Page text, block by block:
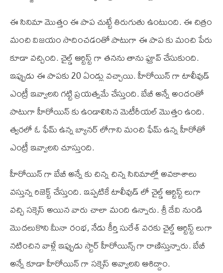
ఈ సినిమా మొత్తం ఈ పాప చుట్టే తిరుగుతు ఉంటుంది. ఈ చిత్రం
మంచి విజయం సాదించడంతో పాటుగా ఈ పాప కు మంచి పేరు
కూడా వచ్చింది. చైల్డ్ ఆర్టిస్ట్ గా తనను తాను ప్రూవ్ చేసుకుంది.
ఇప్పుడు ఈ పాపకు 20 ఏండ్లు వచ్చాయి. హీరోయిన్ గా టాలీవుడ్
ఎంట్రీ ఇవ్వాలని గట్టి ప్రయత్నమే చేస్తుంది. బేబీ అన్నే అందంతో
పాటుగా హీరోయిన్ కు ఉండాలిసిన మెటీరీయల్ మొత్తం ఉంది.
త్వరలో ఓ ఫేమ్ ఉన్న బ్యానర్ లోగాని మంచి ఫేమ్ ఉన్న హీరోతో
ఎంట్రీ ఇవ్వాలని చూస్తుంది.
హీరోయిన్ గా బేబీ అన్నే కు చిన్న చిన్న సినిమాల్లో అవకాశాలు
వస్తున్న రిజెక్ట్ చేస్తుంది. ఇప్పటికే టాలీవుడ్ లో చైల్డ్ ఆర్టిస్ట్ లుగా
వచ్చి సక్సెస్ అయిన వారు చాలా మంది ఉన్నారు. శ్రీ దేవి నుండి
మొదలుకొని మీనా రంభ, నేడు కీర్తి సురేశ్ వరకు చైల్డ్ ఆర్టిస్ట్ లుగా
నటించిన వాళ్లే ఇప్పుడు స్టార్ హీరోయిన్స్ గా రాణిస్తున్నారు. బేబీ
అన్నే కూడా హీరోయిన్ గా సక్సెస్ అవ్వాలని ఆశిద్దాం.